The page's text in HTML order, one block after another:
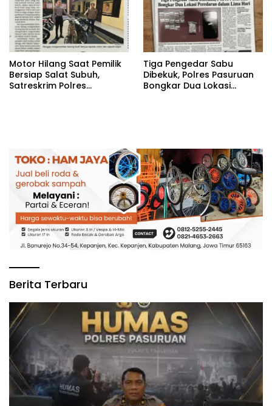
‎Motor Hilang Saat Pemilik
Bersiap Salat Subuh,
Satreskrim Polres
Tiga Pengedar Sabu
Dibekuk, Polres Pasuruan
Bongkar Dua Lokasi
Berita Terbaru